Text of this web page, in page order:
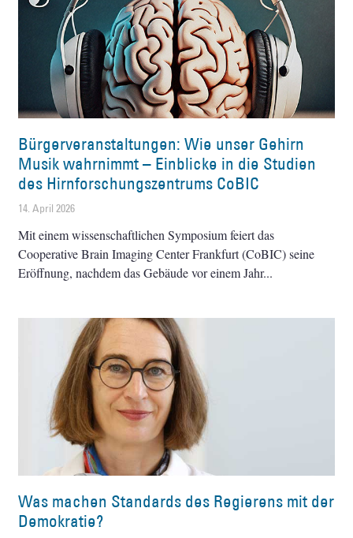
Bürgerveranstaltungen: Wie unser Gehirn
Musik wahrnimmt – Einblicke in die Studien
des Hirnforschungszentrums CoBIC
14. April 2026
Mit einem wissenschaftlichen Symposium feiert das
Cooperative Brain Imaging Center Frankfurt (CoBIC) seine
Eröffnung, nachdem das Gebäude vor einem Jahr
Was machen Standards des Regierens mit der
Demokratie?